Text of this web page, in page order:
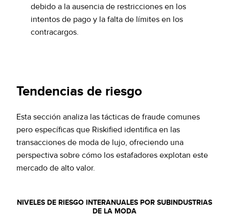
debido a la ausencia de restricciones en los
intentos de pago y la falta de límites en los
contracargos.
Tendencias de riesgo
Esta sección analiza las tácticas de fraude comunes
pero específicas que Riskified identifica en las
transacciones de moda de lujo, ofreciendo una
perspectiva sobre cómo los estafadores explotan este
mercado de alto valor.
NIVELES DE RIESGO INTERANUALES POR SUBINDUSTRIAS
DE LA MODA